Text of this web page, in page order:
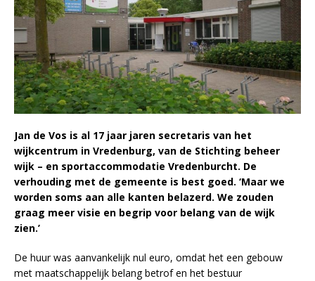
Jan de Vos is al 17 jaar jaren secretaris van het
wijkcentrum in Vredenburg, van de Stichting beheer
wijk – en sportaccommodatie Vredenburcht. De
verhouding met de gemeente is best goed. ‘Maar we
worden soms aan alle kanten belazerd. We zouden
graag meer visie en begrip voor belang van de wijk
zien.’
De huur was aanvankelijk nul euro, omdat het een gebouw
met maatschappelijk belang betrof en het bestuur